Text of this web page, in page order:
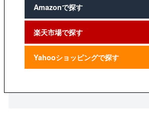
Amazonで探す
楽天市場で探す
Yahooショッピングで探す